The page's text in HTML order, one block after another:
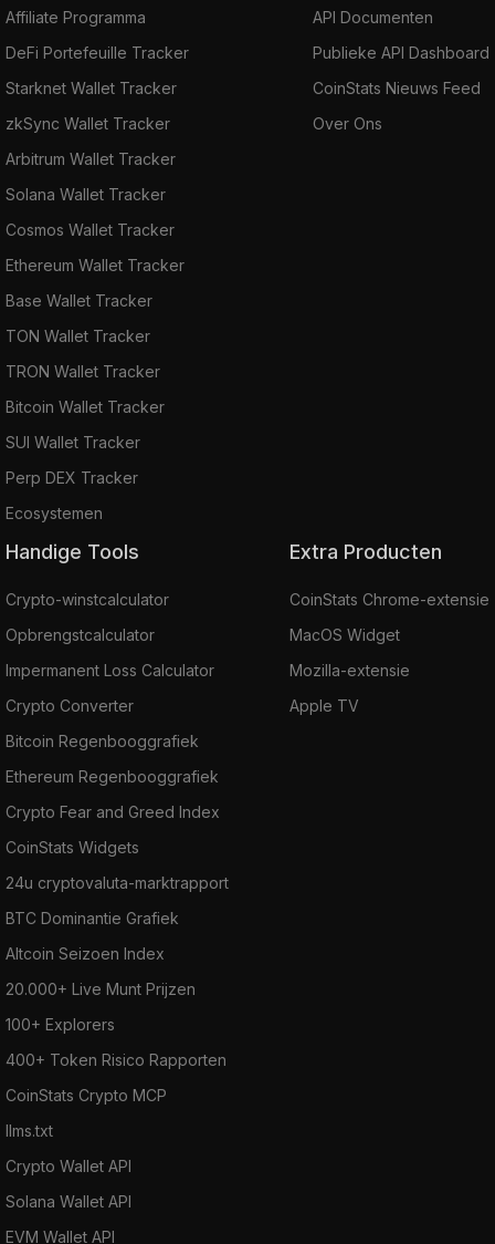
Affiliate Programma
DeFi Portefeuille Tracker
Starknet Wallet Tracker
zkSync Wallet Tracker
Arbitrum Wallet Tracker
Solana Wallet Tracker
Cosmos Wallet Tracker
Ethereum Wallet Tracker
Base Wallet Tracker
TON Wallet Tracker
TRON Wallet Tracker
Bitcoin Wallet Tracker
SUI Wallet Tracker
Perp DEX Tracker
Ecosystemen
API Documenten
Publieke API Dashboard
CoinStats Nieuws Feed
Over Ons
Handige Tools
Crypto-winstcalculator
Opbrengstcalculator
Impermanent Loss Calculator
Crypto Converter
Bitcoin Regenbooggrafiek
Ethereum Regenbooggrafiek
Crypto Fear and Greed Index
CoinStats Widgets
24u cryptovaluta-marktrapport
BTC Dominantie Grafiek
Altcoin Seizoen Index
20.000+ Live Munt Prijzen
100+ Explorers
400+ Token Risico Rapporten
CoinStats Crypto MCP
llms.txt
Crypto Wallet API
Solana Wallet API
EVM Wallet API
Extra Producten
CoinStats Chrome-extensie
MacOS Widget
Mozilla-extensie
Apple TV